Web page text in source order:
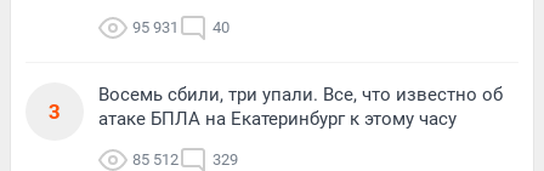
95 931 40
3
Восемь сбили, три упали. Все, что известно об
атаке БПЛА на Екатеринбург к этому часу
85 512 329